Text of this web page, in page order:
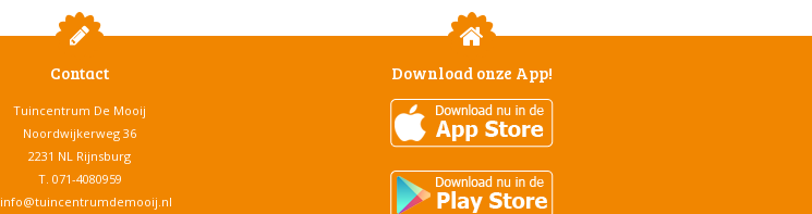
Contact
Tuincentrum De Mooij
Noordwijkerweg 36
2231 NL Rijnsburg
T. 071-4080959
info@tuincentrumdemooij.nl
Download onze App!